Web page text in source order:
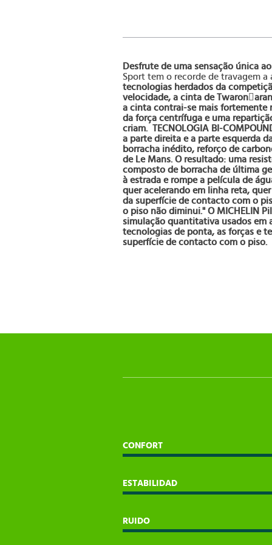
Desfrute de uma sensação única
Sport tem o recorde de travagem
tecnologias herdados da
velocidade, a cinta de
a cinta contrai-se mais fortemente
da força centrífuga e uma
criam. TECNOLOGIA BI-
a parte direita e a parte esquerda
borracha inédito, reforço de
de Le Mans. O resultado: uma
composto de borracha de última
à estrada e rompe a película de
quer acelerando em linha reta,
da superfície de contacto com o
o piso não diminui." O MICHELIN
simulação quantitativa usados em
tecnologias de ponta, as forças e
superfície de contacto com o piso.
CONFORT
ESTABILIDAD
RUIDO